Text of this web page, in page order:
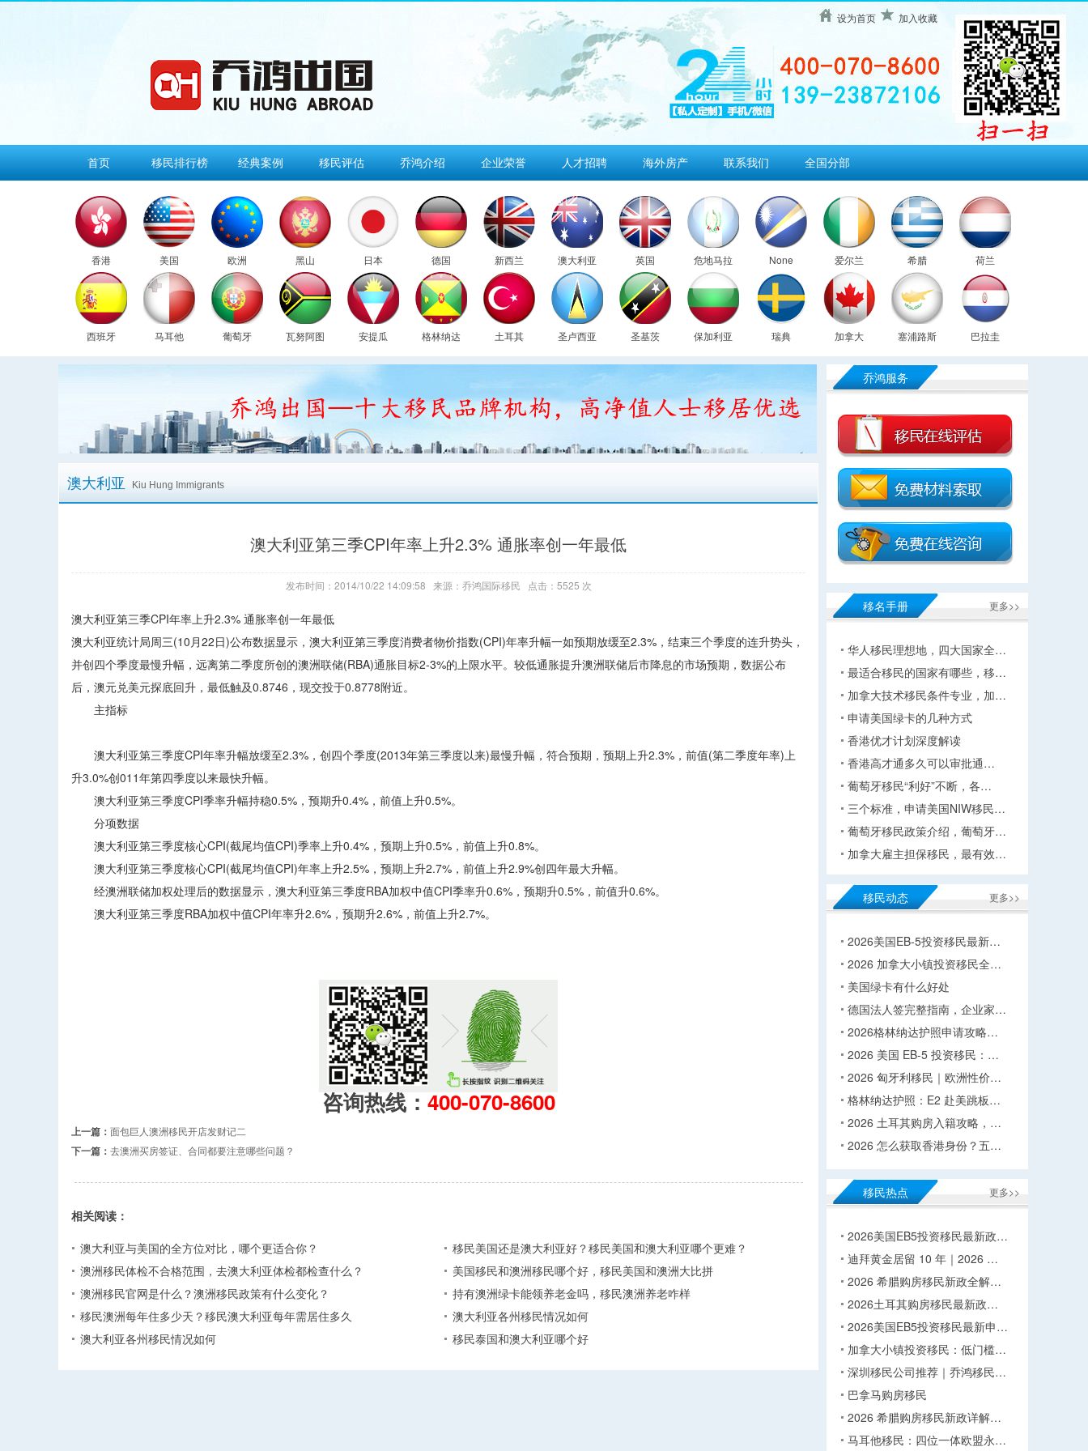
设为首页 加入收藏
首页 移民排行榜 经典案例 移民评估 乔鸿介绍 企业荣誉 人才招聘 海外房产 联系我们 全国分部
香港 美国 欧洲 黑山 日本 德国 新西兰 澳大利亚 英国 危地马拉 None 爱尔兰 希腊 荷兰
西班牙 马耳他 葡萄牙 瓦努阿图 安提瓜 格林纳达 土耳其 圣卢西亚 圣基茨 保加利亚 瑞典 加拿大 塞浦路斯 巴拉圭
澳大利亚 Kiu Hung Immigrants
澳大利亚第三季CPI年率上升2.3% 通胀率创一年最低
发布时间：2014/10/22 14:09:58 来源：乔鸿国际移民 点击：5525 次
澳大利亚第三季CPI年率上升2.3% 通胀率创一年最低
澳大利亚统计局周三(10月22日)公布数据显示，澳大利亚第三季度消费者物价指数(CPI)年率升幅一如预期放缓至2.3%，结束三个季度的连升势头，
并创四个季度最慢升幅，远离第二季度所创的澳洲联储(RBA)通胀目标2-3%的上限水平。较低通胀提升澳洲联储后市降息的市场预期，数据公布
后，澳元兑美元探底回升，最低触及0.8746，现交投于0.8778附近。
主指标
澳大利亚第三季度CPI年率升幅放缓至2.3%，创四个季度(2013年第三季度以来)最慢升幅，符合预期，预期上升2.3%，前值(第二季度年率)上
升3.0%创011年第四季度以来最快升幅。
澳大利亚第三季度CPI季率升幅持稳0.5%，预期升0.4%，前值上升0.5%。
分项数据
澳大利亚第三季度核心CPI(截尾均值CPI)季率上升0.4%，预期上升0.5%，前值上升0.8%。
澳大利亚第三季度核心CPI(截尾均值CPI)年率上升2.5%，预期上升2.7%，前值上升2.9%创四年最大升幅。
经澳洲联储加权处理后的数据显示，澳大利亚第三季度RBA加权中值CPI季率升0.6%，预期升0.5%，前值升0.6%。
澳大利亚第三季度RBA加权中值CPI年率升2.6%，预期升2.6%，前值上升2.7%。
咨询热线： 400-070-8600
上一篇： 面包巨人澳洲移民开店发财记二
下一篇： 去澳洲买房签证、合同都要注意哪些问题？
相关阅读：
澳大利亚与美国的全方位对比，哪个更适合你？
移民美国还是澳大利亚好？移民美国和澳大利亚哪个更难？
澳洲移民体检不合格范围，去澳大利亚体检都检查什么？
美国移民和澳洲移民哪个好，移民美国和澳洲大比拼
澳洲移民官网是什么？澳洲移民政策有什么变化？
持有澳洲绿卡能领养老金吗，移民澳洲养老咋样
移民澳洲每年住多少天？移民澳大利亚每年需居住多久
澳大利亚各州移民情况如何
澳大利亚各州移民情况如何
移民泰国和澳大利亚哪个好
乔鸿服务
更多>>
移名手册
华人移民理想地，四大国家全…
最适合移民的国家有哪些，移…
加拿大技术移民条件专业，加…
申请美国绿卡的几种方式
香港优才计划深度解读
香港高才通多久可以审批通…
葡萄牙移民“利好”不断，各…
三个标准，申请美国NIW移民…
葡萄牙移民政策介绍，葡萄牙…
加拿大雇主担保移民，最有效…
更多>>
移民动态
2026美国EB-5投资移民最新…
2026 加拿大小镇投资移民全…
美国绿卡有什么好处
德国法人签完整指南，企业家…
2026格林纳达护照申请攻略…
2026 美国 EB-5 投资移民：…
2026 匈牙利移民｜欧洲性价…
格林纳达护照：E2 赴美跳板…
2026 土耳其购房入籍攻略，…
2026 怎么获取香港身份？五…
更多>>
移民热点
2026美国EB5投资移民最新政…
迪拜黄金居留 10 年｜2026 …
2026 希腊购房移民新政全解…
2026土耳其购房移民最新政…
2026美国EB5投资移民最新申…
加拿大小镇投资移民：低门槛…
深圳移民公司推荐｜乔鸿移民…
巴拿马购房移民
2026 希腊购房移民新政详解…
马耳他移民：四位一体欧盟永…